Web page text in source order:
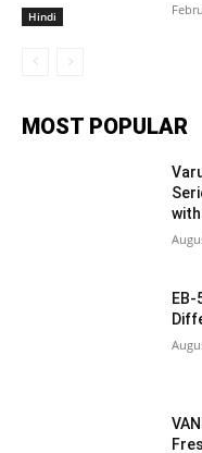
Hindi
MOST POPULAR